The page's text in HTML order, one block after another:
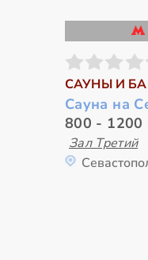
САУНЫ И
Сауна на
800 - 1200
Зал Третий